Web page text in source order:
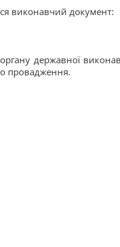
виконавчий документ:
державної
провадження.